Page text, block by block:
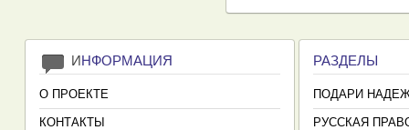
ИНФОРМАЦИЯ
О ПРОЕКТЕ
КОНТАКТЫ
РАЗДЕЛЫ
ПОДАРИ
РУССКАЯ